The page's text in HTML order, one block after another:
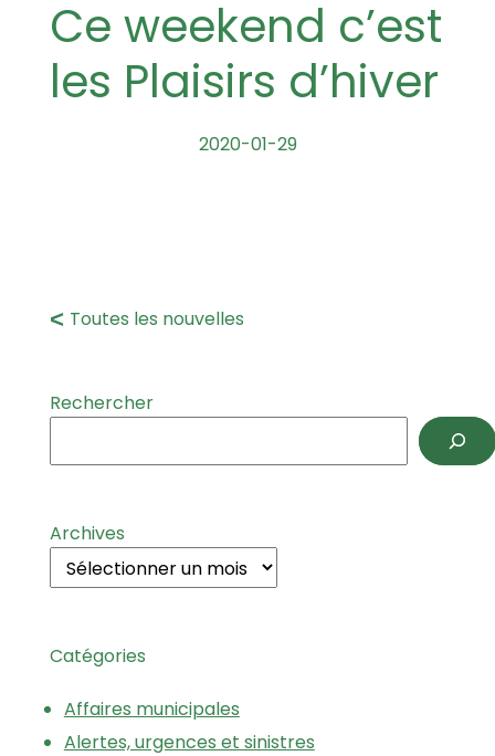
Ce weekend c’est
les Plaisirs d’hiver
2020-01-29
Toutes les nouvelles
Rechercher
Archives
Catégories
Affaires municipales
Alertes, urgences et sinistres